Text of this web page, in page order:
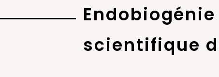
scientifique